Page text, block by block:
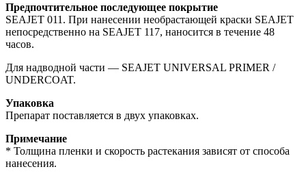
Предпочтительное последующее покрытие
SEAJET 011. При нанесении необрастающей краски SEAJET
непосредственно на SEAJET 117, наносится в течение 48
часов.
Для надводной части — SEAJET UNIVERSAL PRIMER /
UNDERCOAT.
Упаковка
Препарат поставляется в двух упаковках.
Примечание
* Толщина пленки и скорость растекания зависят от способа
нанесения.